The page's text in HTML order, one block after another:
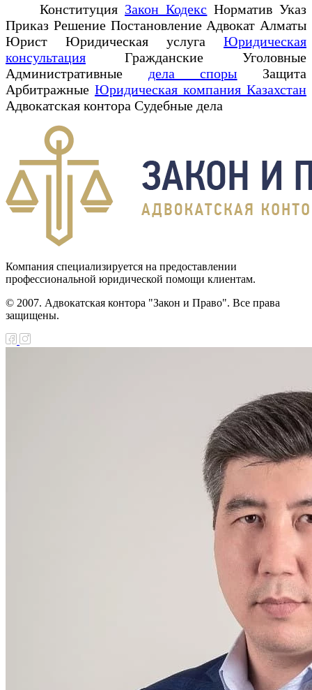
Конституция Закон Кодекс Норматив Указ
Приказ Решение Постановление Адвокат Алматы
Юрист Юридическая услуга Юридическая
консультация Гражданские Уголовные
Административные дела споры Защита
Арбитражные Юридическая компания Казахстан
Адвокатская контора Судебные дела
Компания специализируется на предоставлении
профессиональной юридической помощи клиентам.
© 2007. Адвокатская контора "Закон и Право". Все права
защищены.